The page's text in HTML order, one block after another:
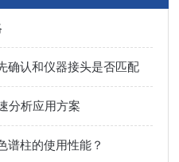
确认和仪器接头是否匹配
分析应用方案
谱柱的使用性能？